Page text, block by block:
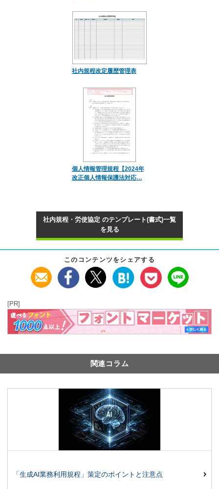
社内規程改定履歴管理表
個人情報管理規程【2024年
改正個人情報保護法対応…
社内規程・労使協定 のテンプレート(書式)一覧
を見る
このコンテンツをシェアする
[PR]
関連コラム
「生成AI業務利用規程」策定のポイントと注意点